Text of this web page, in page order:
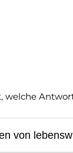
welche